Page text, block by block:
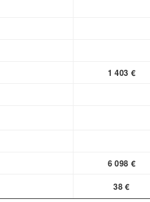
1 403 €
6 098 €
38 €